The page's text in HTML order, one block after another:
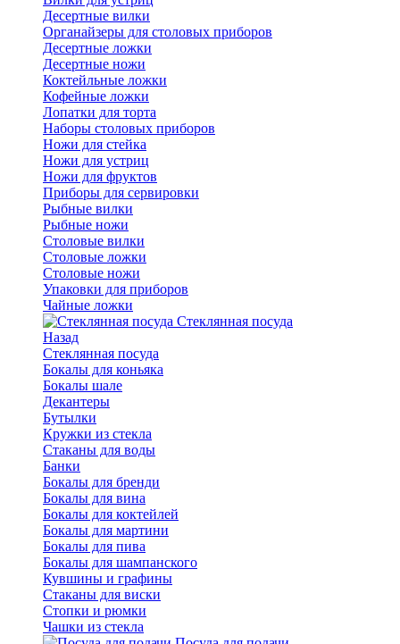
Десертные вилки
Органайзеры для столовых приборов
Десертные ложки
Десертные ножи
Коктейльные ложки
Кофейные ложки
Лопатки для торта
Наборы столовых приборов
Ножи для стейка
Ножи для устриц
Ножи для фруктов
Приборы для сервировки
Рыбные вилки
Рыбные ножи
Столовые вилки
Столовые ложки
Столовые ножи
Упаковки для приборов
Чайные ложки
Стеклянная посуда
Назад
Стеклянная посуда
Бокалы для коньяка
Бокалы шале
Декантеры
Бутылки
Кружки из стекла
Стаканы для воды
Банки
Бокалы для бренди
Бокалы для вина
Бокалы для коктейлей
Бокалы для мартини
Бокалы для пива
Бокалы для шампанского
Кувшины и графины
Стаканы для виски
Стопки и рюмки
Чашки из стекла